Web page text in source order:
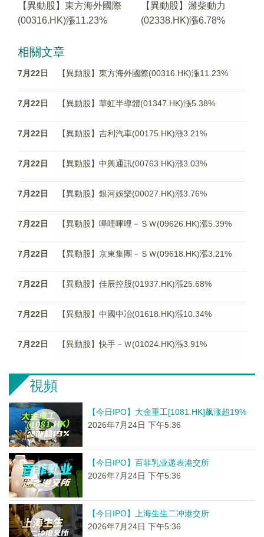
【異動股】東方海外國際
(00316.HK)漲11.23%
【異動股】濰柴動力
(02338.HK)漲6.78%
相關文章
7月22日 【異動股】東方海外國際(00316.HK)漲11.23%
7月22日 【異動股】華虹半導體(01347.HK)漲5.38%
7月22日 【異動股】吉利汽車(00175.HK)漲3.21%
7月22日 【異動股】中興通訊(00763.HK)漲3.03%
7月22日 【異動股】銀河娛樂(00027.HK)漲3.76%
7月22日 【異動股】嗶哩嗶哩－ＳＷ(09626.HK)漲5.39%
7月22日 【異動股】京東集團－ＳＷ(09618.HK)漲3.21%
7月22日 【異動股】佳辰控股(01937.HK)漲25.68%
7月22日 【異動股】中國中冶(01618.HK)漲10.34%
7月22日 【異動股】快手－Ｗ(01024.HK)漲3.91%
視頻
【今日IPO】大金重工[1081.HK]飙涨超19%
2026年7月24日 下午5:36
【今日IPO】百菲乳业递表港交所
2026年7月24日 下午5:36
【今日IPO】上海生生二冲港交所
2026年7月24日 下午5:36